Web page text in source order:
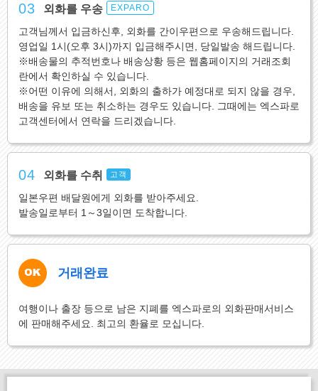
03 외화를 우송 EXPARO
고객님께서 입금하신후, 외화를 간이우편으로 우송해드립니다.
영업일 1시(오후 3시)까지 입금해주시면, 당일발송 해드립니다.
※배송물의 추적번호나 배송상황 등은 웹홈페이지의 거래조회
란에서 확인하실 수 있습니다.
※어떤 이유에 의해서, 외화의 출하가 예정대로 되지 않을 경우,
배송을 유보 또는 취소하는 경우도 있습니다. 그때에는 엑스파로
고객센터에서 연락을 드리겠습니다.
04 외화를 수취 고객
일본우편 배달원에게 외화를 받아주세요.
발송일로부터 1～3일이면 도착합니다.
거래완료
여행이나 출장 등으로 남은 지폐를 엑스파로의 외화판매서비스
에 판매해주세요. 최고의 환율로 모십니다.